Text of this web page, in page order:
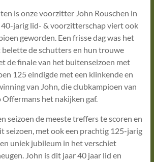
is onze voorzitter John Rouschen in
jarig lid- & voorzitterschap viert ook
geworden. Een frisse dag was het
de schutters en hun trouwe
de finale van het buitenseizoen met
125 eindigde met een klinkende en
van John, die clubkampioen van
Offermans het nakijken gaf.
seizoen de meeste treffers te scoren en
seizoen, met ook een prachtig 125-jarig
uniek jubileum in het verschiet
John is dit jaar 40 jaar lid en